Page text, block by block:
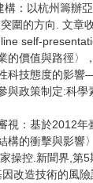
以杭州籌辦
的方向. 文章
self-
價值與路徑〉
技態度的影
政策制定:科
：基於2012
的衝擊與影響
操控.新聞界,第5
造技術的風險